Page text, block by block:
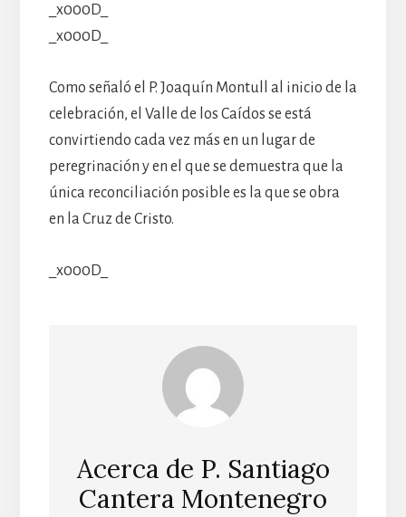
_x000D_
_x000D_
Como señaló el P. Joaquín Montull al inicio de la
celebración, el Valle de los Caídos se está
convirtiendo cada vez más en un lugar de
peregrinación y en el que se demuestra que la
única reconciliación posible es la que se obra
en la Cruz de Cristo.
_x000D_
Acerca de P. Santiago
Cantera Montenegro